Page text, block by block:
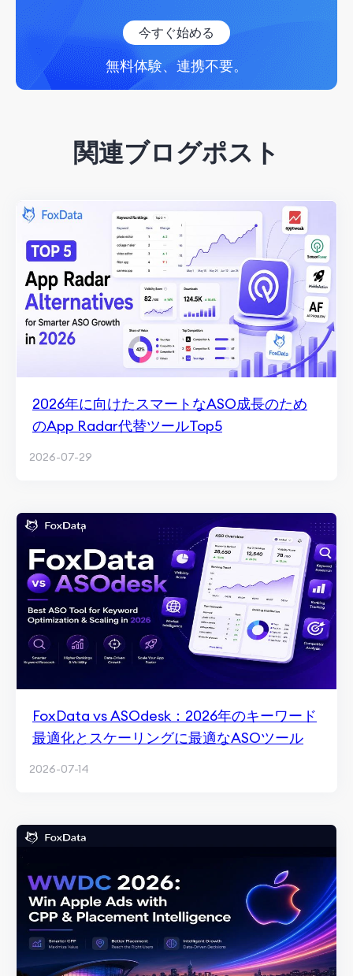
今すぐ始める
無料体験、連携不要。
関連ブログポスト
2026年に向けたスマートなASO成長のため
のApp Radar代替ツールTop5
2026-07-29
FoxData vs ASOdesk：2026年のキーワード
最適化とスケーリングに最適なASOツール
2026-07-14